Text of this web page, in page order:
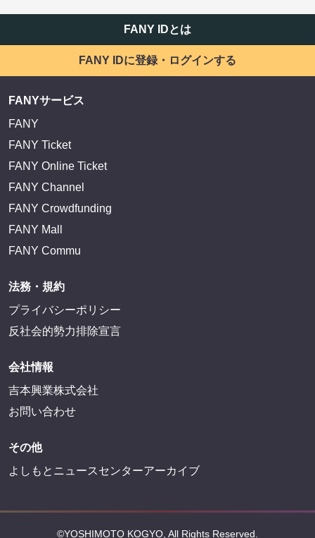
FANY IDとは
FANY IDに登録・ログインする
FANYサービス
FANY
FANY Ticket
FANY Online Ticket
FANY Channel
FANY Crowdfunding
FANY Mall
FANY Commu
法務・規約
プライバシーポリシー
反社会的勢力排除宣言
会社情報
吉本興業株式会社
お問い合わせ
その他
よしもとニュースセンターアーカイブ
©YOSHIMOTO KOGYO, All Rights Reserved.